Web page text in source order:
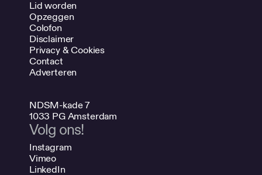
Lid worden
Opzeggen
Colofon
Disclaimer
Privacy & Cookies
Contact
Adverteren
NDSM-kade 7
1033 PG Amsterdam
Volg ons!
Instagram
Vimeo
LinkedIn